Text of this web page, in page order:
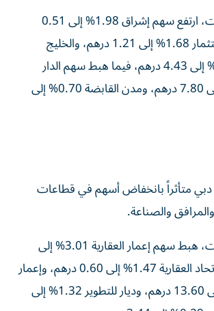
وفي قطاع العقارات، ارتفع سهم إشراق 1.98% إلى 0.51
درهم، وعنان للاستثمار 1.68% إلى 1.21 درهم، والخليج
الاستثمارية 1.37% إلى 4.43 درهم، فيما هبط سهم الدار
العقارية 2.38% إلى 7.80 درهم، ومدن القابضة 0.70% إلى
متأثراً بانخفاض أسهم في قطاعات
والصناعة.
وفي قطاع العقارات، هبط سهم إعمار العقارية 3.01% إلى
11.60 درهم، والاتحاد العقارية 1.47% إلى 0.60 درهم، وإعمار
للتطوير 1.44% إلى 13.60 درهم، وديار للتطوير 1.32% إلى